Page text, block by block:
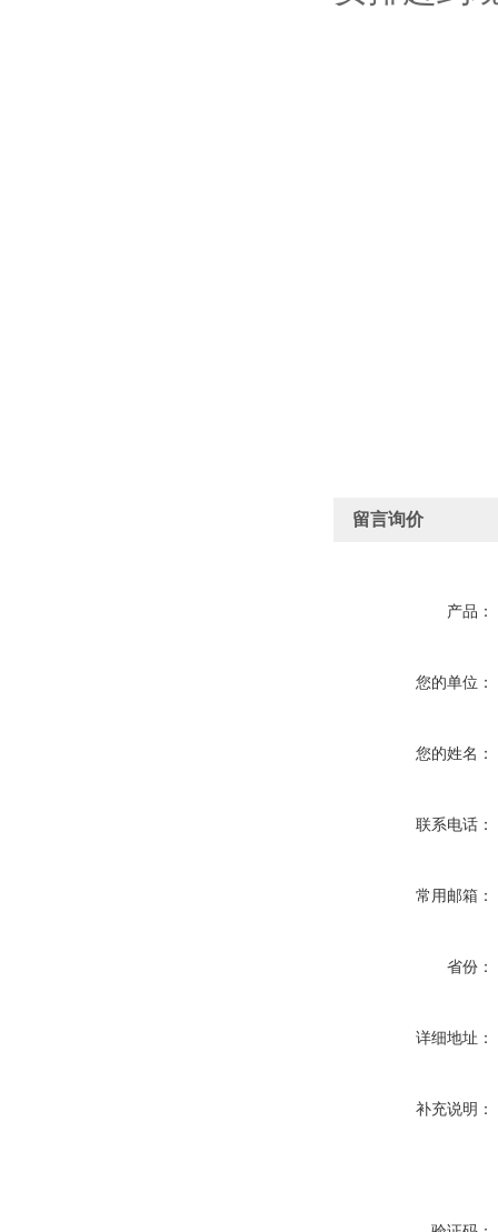
留言询价
产品：
您的单位：
您的姓名：
联系电话：
常用邮箱：
省份：
详细地址：
补充说明：